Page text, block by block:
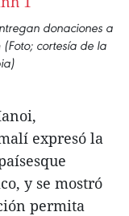
donaciones a
cortesía de la
expresó la
y se mostró
permita